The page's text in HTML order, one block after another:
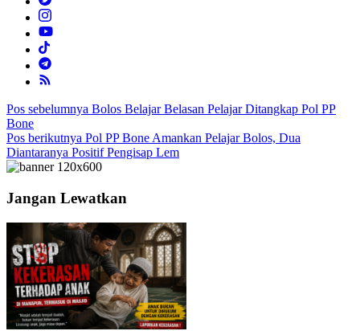
Navigasi
pos
Pos sebelumnya Bolos Belajar Belasan Pelajar Ditangkap Pol PP
Bone
Pos berikutnya Pol PP Bone Amankan Pelajar Bolos, Dua
Diantaranya Positif Pengisap Lem
Jangan Lewatkan